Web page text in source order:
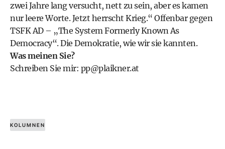
zwei Jahre lang versucht, nett zu sein, aber es kamen
nur leere Worte. Jetzt herrscht Krieg.“ Offenbar gegen
TSFK AD – „The System Formerly Known As
Democracy“. Die Demokratie, wie wir sie kannten.
Was meinen Sie?
Schreiben Sie mir: pp@plaikner.at
KOLUMNEN